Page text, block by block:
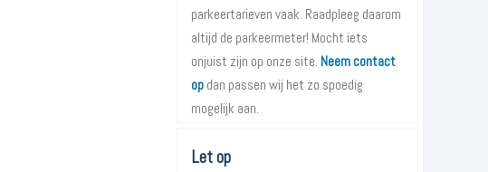
parkeertarieven vaak. Raadpleeg daarom
altijd de parkeermeter! Mocht iets
onjuist zijn op onze site. Neem contact
op dan passen wij het zo spoedig
mogelijk aan.
Let op